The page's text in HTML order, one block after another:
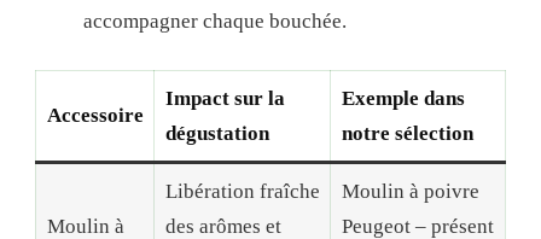
accompagner chaque bouchée.
Accessoire
Impact sur la
dégustation
Exemple dans
notre sélection
Moulin à
Libération fraîche
des arômes et
Moulin à poivre
Peugeot – présent